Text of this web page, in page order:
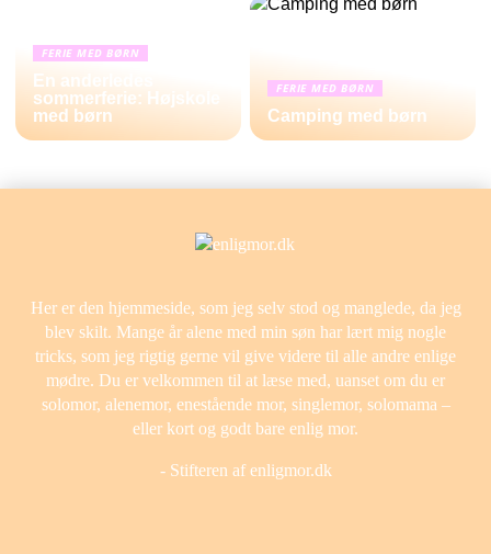
FERIE MED BØRN
En anderledes
sommerferie: Højskole
med børn
FERIE MED BØRN
Camping med børn
Her er den hjemmeside, som jeg selv stod og manglede, da jeg
blev skilt. Mange år alene med min søn har lært mig nogle
tricks, som jeg rigtig gerne vil give videre til alle andre enlige
mødre. Du er velkommen til at læse med, uanset om du er
solomor, alenemor, enestående mor, singlemor, solomama –
eller kort og godt bare enlig mor.
- Stifteren af enligmor.dk